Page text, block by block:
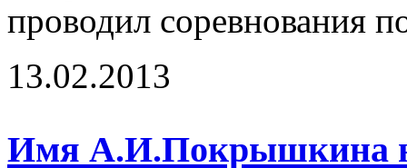
проводил соревнования
13.02.2013
Имя А.И.Покрышкина